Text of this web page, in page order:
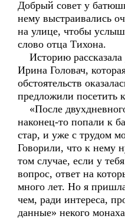
Добрый совет у
нему выстраивались
на улице, чтобы
слово отца Тихона.
Историю рассказала
Ирина Головач,
обстоятельств
предложили посетить
«После
наконец-то попали к
стар, и уже с трудом
Говорили, что к нему
том случае, если у
вопрос, ответ на
много лет. Но я
чем, ради интереса,
данные» некого